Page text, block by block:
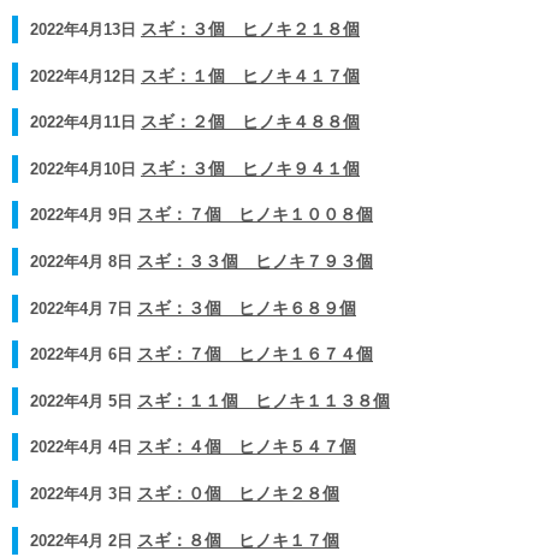
2022年4月13日 スギ：３個 ヒノキ２１８個
2022年4月12日 スギ：１個 ヒノキ４１７個
2022年4月11日 スギ：２個 ヒノキ４８８個
2022年4月10日 スギ：３個 ヒノキ９４１個
2022年4月 9日 スギ：７個 ヒノキ１００８個
2022年4月 8日 スギ：３３個 ヒノキ７９３個
2022年4月 7日 スギ：３個 ヒノキ６８９個
2022年4月 6日 スギ：７個 ヒノキ１６７４個
2022年4月 5日 スギ：１１個 ヒノキ１１３８個
2022年4月 4日 スギ：４個 ヒノキ５４７個
2022年4月 3日 スギ：０個 ヒノキ２８個
2022年4月 2日 スギ：８個 ヒノキ１７個